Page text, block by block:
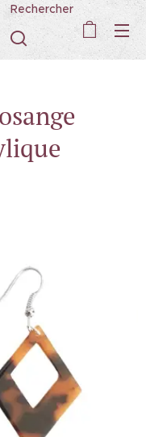
Rechercher